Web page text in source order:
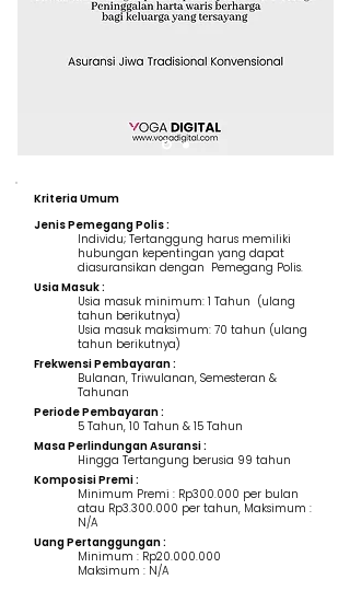
Kriteria Umum
Jenis Pemegang Polis :
Individu; Tertanggung harus memiliki
hubungan kepentingan yang dapat
diasuransikan dengan Pemegang Polis.
Usia Masuk :
Usia masuk minimum: 1 Tahun (ulang
tahun berikutnya)
Usia masuk maksimum: 70 tahun (ulang
tahun berikutnya)
Frekwensi Pembayaran :
Bulanan, Triwulanan, Semesteran &
Tahunan
Periode Pembayaran :
5 Tahun, 10 Tahun & 15 Tahun
Masa Perlindungan Asuransi :
Hingga Tertangung berusia 99 tahun
Komposisi Premi :
Minimum Premi : Rp300.000 per bulan
atau Rp3.300.000 per tahun, Maksimum :
N/A
Uang Pertanggungan :
Minimum : Rp20.000.000
Maksimum : N/A